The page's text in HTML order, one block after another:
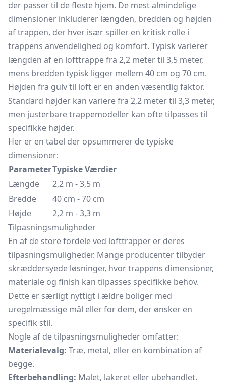
der passer til de fleste hjem. De mest almindelige
dimensioner inkluderer længden, bredden og højden
af ​​trappen, der hver især spiller en kritisk rolle i
trappens anvendelighed og komfort. Typisk varierer
længden af en lofttrappe fra 2,2 meter til 3,5 meter,
mens bredden typisk ligger mellem 40 cm og 70 cm.
Højden fra gulv til loft er en anden væsentlig faktor.
Standard højder kan variere fra 2,2 meter til 3,3 meter,
men justerbare trappemodeller kan ofte tilpasses til
specifikke højder.
Her er en tabel der opsummerer de typiske
dimensioner:
ParameterTypiske Værdier
Længde
2,2 m - 3,5 m
Bredde
40 cm - 70 cm
Højde
2,2 m - 3,3 m
Tilpasningsmuligheder
En af de store fordele ved lofttrapper er deres
tilpasningsmuligheder. Mange producenter tilbyder
skræddersyede løsninger, hvor trappens dimensioner,
materiale og finish kan tilpasses specifikke behov.
Dette er særligt nyttigt i ældre boliger med
uregelmæssige mål eller for dem, der ønsker en
specifik stil.
Nogle af de tilpasningsmuligheder omfatter:
Materialevalg: Træ, metal, eller en kombination af
begge.
Efterbehandling: Malet, lakeret eller ubehandlet.